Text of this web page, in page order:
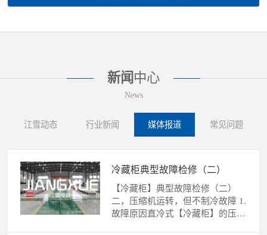
新闻 中心
News
江雪动态 行业新闻 媒体报道 常见问题
冷藏柜典型故障检修（二）
【冷藏柜】典型故障检修（二）
二，压缩机运转，但不制冷故障 1.
故障原因直冷式【冷藏柜】的压缩